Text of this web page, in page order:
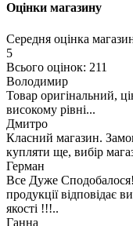
Оцінки магазину
Середня оцінка
5
Всього оцінок: 211
Володимир
Товар оригінальний,
високому рівні...
Дмитро
Класний магазин.
купляти ще, вибір
Герман
Все Дуже
продукції відповідає
якості !!!..
Ганна